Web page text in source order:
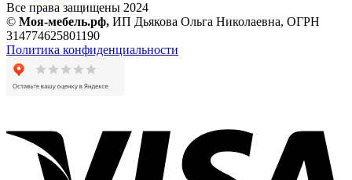
Все права защищены 2024
© Моя-мебель.рф, ИП Дьякова Ольга Николаевна, ОГРН
314774625801190
Политика конфиденциальности